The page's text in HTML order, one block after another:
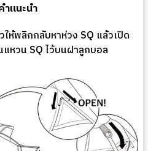
แนะนำ
ห้พลิกกลับหาห่วง SQ แล้วเปิด
หวน SQ ไว้บนฝาลูกบอล